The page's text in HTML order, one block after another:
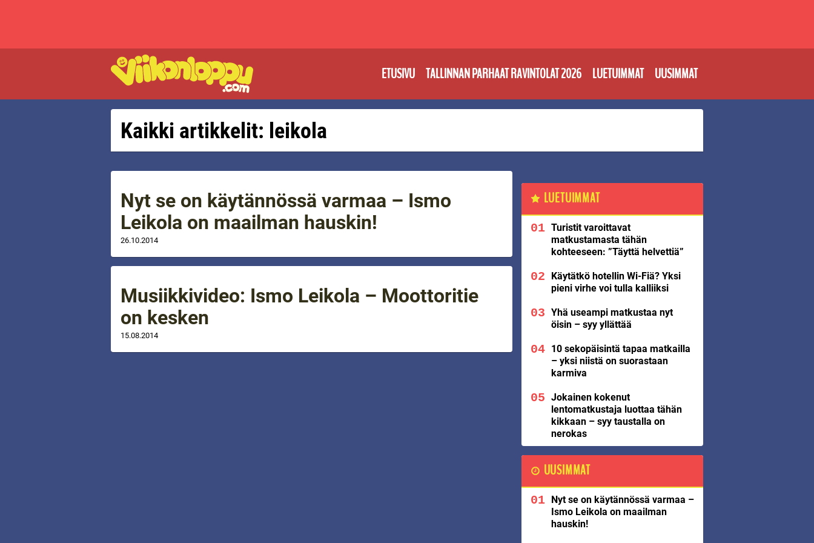
ETUSIVU TALLINNAN PARHAAT RAVINTOLAT 2026 LUETUIMMAT UUSIMMAT
Kaikki artikkelit: leikola
Nyt se on käytännössä varmaa – Ismo
Leikola on maailman hauskin!
26.10.2014
Musiikkivideo: Ismo Leikola – Moottoritie
on kesken
15.08.2014
LUETUIMMAT
Turistit varoittavat
matkustamasta tähän
kohteeseen: ”Täyttä helvettiä”
Käytätkö hotellin Wi-Fiä? Yksi
pieni virhe voi tulla kalliiksi
Yhä useampi matkustaa nyt
öisin – syy yllättää
10 sekopäisintä tapaa matkailla
– yksi niistä on suorastaan
karmiva
Jokainen kokenut
lentomatkustaja luottaa tähän
kikkaan – syy taustalla on
nerokas
UUSIMMAT
Nyt se on käytännössä varmaa –
Ismo Leikola on maailman
hauskin!